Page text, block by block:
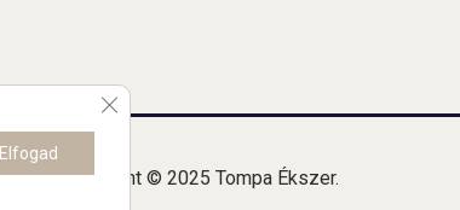
Copyright © 2025 Tompa Ékszer.
Elfogad
Close GDPR Cookie Banner